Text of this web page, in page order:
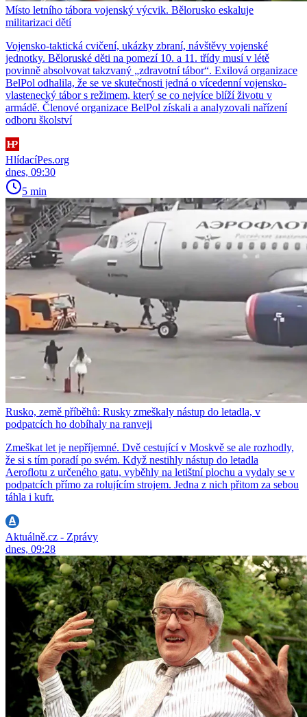
Místo letního tábora vojenský výcvik. Bělorusko eskaluje
militarizaci dětí
Vojensko-taktická cvičení, ukázky zbraní, návštěvy vojenské
jednotky. Běloruské děti na pomezí 10. a 11. třídy musí v létě
povinně absolvovat takzvaný „zdravotní tábor“. Exilová organizace
BelPol odhalila, že se ve skutečnosti jedná o vícedenní vojensko-
vlastenecký tábor s režimem, který se co nejvíce blíží životu v
armádě. Členové organizace BelPol získali a analyzovali nařízení
odboru školství
HlídacíPes.org
dnes, 09:30
5 min
Rusko, země příběhů: Rusky zmeškaly nástup do letadla, v
podpatcích ho dobíhaly na ranveji
Zmeškat let je nepříjemné. Dvě cestující v Moskvě se ale rozhodly,
že si s tím poradí po svém. Když nestihly nástup do letadla
Aeroflotu z určeného gatu, vyběhly na letištní plochu a vydaly se v
podpatcích přímo za rolujícím strojem. Jedna z nich přitom za sebou
táhla i kufr.
Aktuálně.cz - Zprávy
dnes, 09:28